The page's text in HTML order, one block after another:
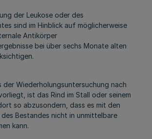
der Leukose oder des
sind im Hinblick auf möglicherweise
Antikörper
bei über sechs Monate alten
der Wiederholungsuntersuchung nach
ist das Rind im Stall oder seinem
so abzusondern, dass es mit den
Bestandes nicht in unmittelbare
kann.